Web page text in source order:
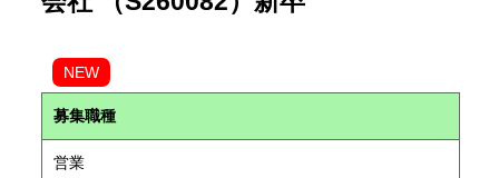
NEW
募集職種
営業